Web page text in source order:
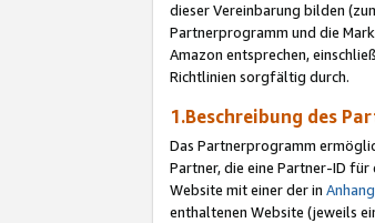
dieser Vereinbarung bilden
Partnerprogramm und die
Amazon entsprechen,
Richtlinien sorgfältig durch.
1.Beschreibung des
Das Partnerprogramm
Partner, die eine Partner-ID für
Website mit einer der in
enthaltenen Website (jeweils